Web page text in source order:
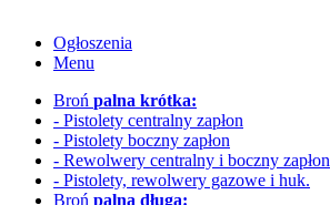
Ogłoszenia
Menu
Broń palna krótka:
- Pistolety centralny zapłon
- Pistolety boczny zapłon
- Rewolwery centralny i boczny zapłon
- Pistolety, rewolwery gazowe i huk.
Broń palna długa: